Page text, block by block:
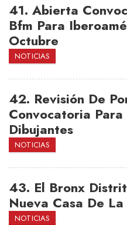
41. Abierta
Bfm Para
Octubre
NOTICIAS
42. Revisión De
Convocatoria
Dibujantes
NOTICIAS
43. El Bronx
Nueva Casa De
NOTICIAS